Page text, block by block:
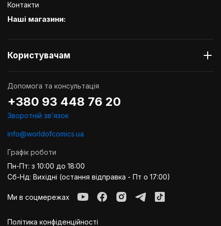
Контакти
Наші магазини:
Користувачам
Допомога та консультація
+380 93 448 76 20
Зворотній звʼязок
info@worldofcomics.ua
Графік роботи
Пн-Пт: з 10:00 до 18:00
Сб-Нд: Вихідні (остання відправка - Пт о 17:00)
Ми в соцмережах
Політика конфіденційності